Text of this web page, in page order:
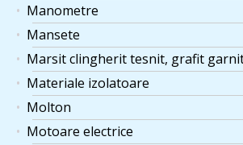
Manometre
Mansete
Marsit clingherit tesnit, grafit
Materiale izolatoare
Molton
Motoare electrice